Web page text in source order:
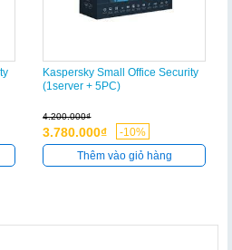
Kaspersky Small Office Security
(1server + 5PC)
4.200.000₫
3.780.000₫ -10%
Thêm vào giỏ hàng